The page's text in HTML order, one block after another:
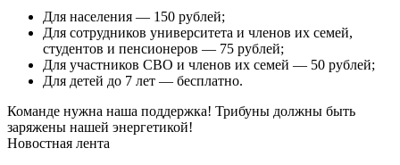
Для населения — 150 рублей;
Для сотрудников университета и членов их семей,
студентов и пенсионеров — 75 рублей;
Для участников СВО и членов их семей — 50 рублей;
Для детей до 7 лет — бесплатно.
Команде нужна наша поддержка! Трибуны должны быть
заряжены нашей энергетикой!
Новостная лента